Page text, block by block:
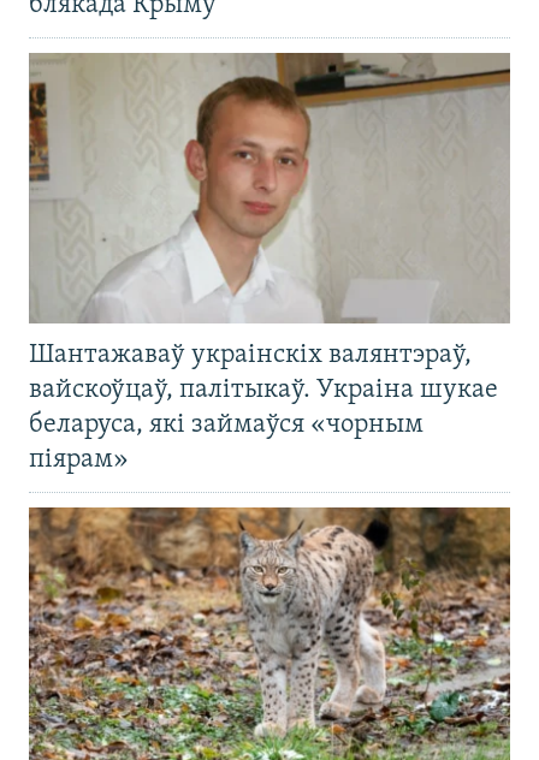
блякада Крыму
Шантажаваў украінскіх валянтэраў,
вайскоўцаў, палітыкаў. Украіна шукае
беларуса, які займаўся «чорным
піярам»